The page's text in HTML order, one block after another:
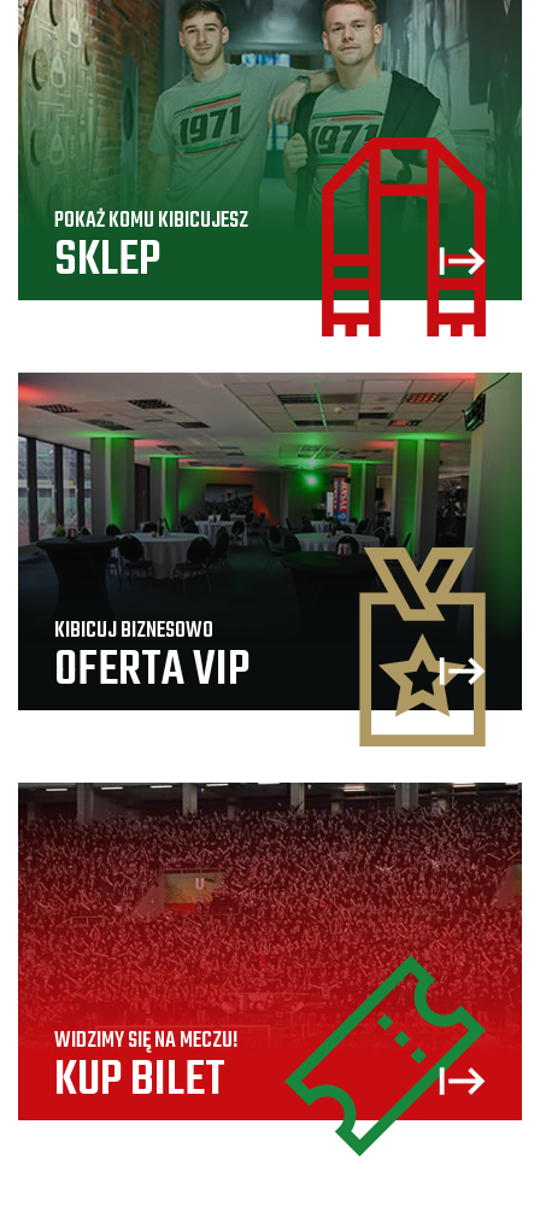
POKAŻ KOMU KIBICUJESZ
SKLEP
KIBICUJ BIZNESOWO
OFERTA VIP
WIDZIMY SIĘ NA MECZU!
KUP BILET